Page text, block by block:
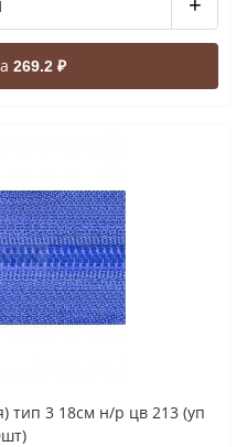
269.2 ₽
тип 3 18см н/р цв 213 (уп